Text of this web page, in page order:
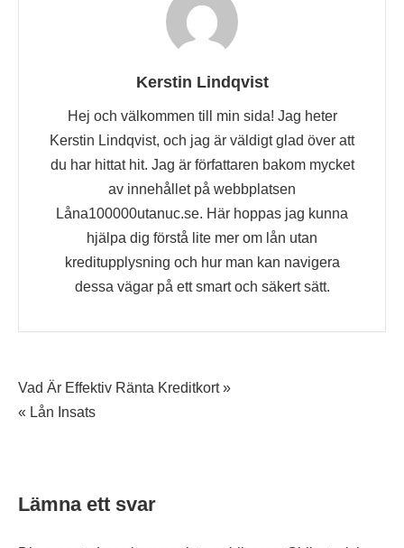
Kerstin Lindqvist
Hej och välkommen till min sida! Jag heter
Kerstin Lindqvist, och jag är väldigt glad över att
du har hittat hit. Jag är författaren bakom mycket
av innehållet på webbplatsen
Låna100000utanuc.se. Här hoppas jag kunna
hjälpa dig förstå lite mer om lån utan
kreditupplysning och hur man kan navigera
dessa vägar på ett smart och säkert sätt.
Inläggsnavigering
Vad Är Effektiv Ränta Kreditkort »
« Lån Insats
Lämna ett svar